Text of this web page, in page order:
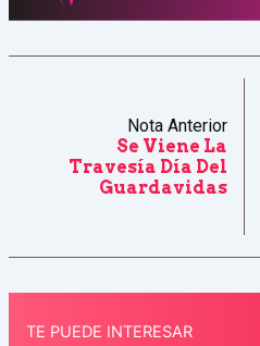
Nota Anterior
Se Viene La
Travesía Día Del
Guardavidas
TE PUEDE INTERESAR